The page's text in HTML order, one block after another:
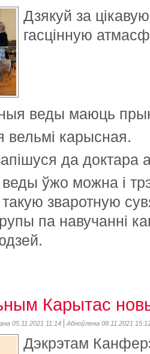
Дзякуй за
гасцінную
веды маюць
вельмі карысная.
да доктара
ўжо можна і
зваротную
па навучанні
Карытас
05.11.2021 11:14 Абноўлена 08.11.2021
Дэкрэтам